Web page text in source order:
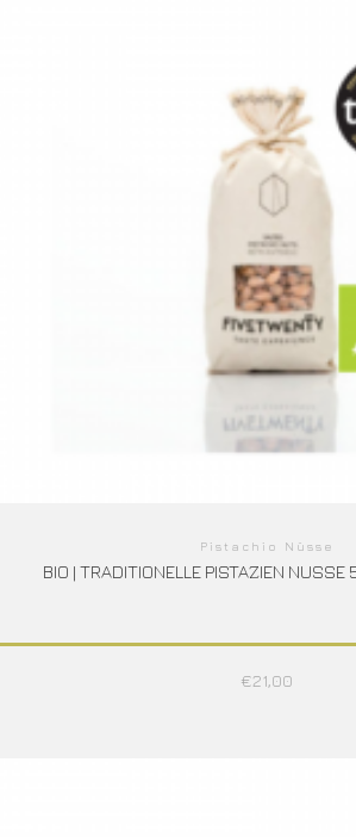
Pistachio Nüsse
BIO | TRADITIONELLE PISTAZIEN NUSSE
€21,00